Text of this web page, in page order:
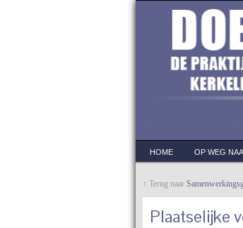
HOME OP WEG
↑ Terug naar
Plaatselijke